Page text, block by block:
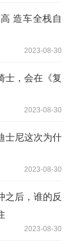
造车全栈自
2023-08-30
士，会在《复
2023-08-30
士尼这次为什
2023-08-30
之后，谁的反
2023-08-30